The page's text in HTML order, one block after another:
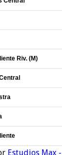
Estudios Max